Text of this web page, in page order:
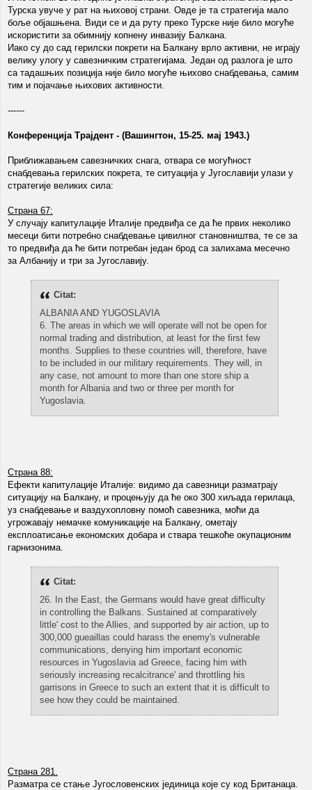
Турска увуче у рат на њиховој страни. Овде је та стратегија мало
боље објашњена. Види се и да руту преко Турске није било могуће
искористити за обимнију копнену инвазију Балкана.
Иако су до сад герилски покрети на Балкану врло активни, не играју
велику улогу у савезничким стратегијама. Један од разлога је што
са тадашњих позиција није било могуће њихово снабдевања, самим
тим и појачање њихових активности.
------
Конференција Трајдент - (Вашингтон, 15-25. мај 1943.)
Приближавањем савезничких снага, отвара се могућност
снабдевања герилских покрета, те ситуација у Југославији улази у
стратегије великих сила:
Страна 67:
У случају капитулације Италије предвиђа се да ће првих неколико
месеци бити потребно снабдевање цивилног становништва, те се за
то предвиђа да ће бити потребан један брод са залихама месечно
за Албанију и три за Југославију.
Citat:
ALBANIA AND YUGOSLAVIA
6. The areas in which we will operate will not be open for
normal trading and distribution, at least for the first few
months. Supplies to these countries will, therefore, have
to be included in our military requirements. They will, in
any case, not amount to more than one store ship a
month for Albania and two or three per month for
Yugoslavia.
Страна 88:
Ефекти капитулације Италије: видимо да савезници разматрају
ситуацију на Балкану, и процењују да ће око 300 хиљада герилаца,
уз снабдевање и ваздухопловну помоћ савезника, моћи да
угрожавају немачке комуникације на Балкану, ометају
експлоатисање економских добара и ствара тешкоће окупационим
гарнизонима.
Citat:
26. In the East, the Germаns would have great difficulty
in controlling the Balkans. Sustained at comparatively
little' cost to the Allies, and supported by air action, up to
300,000 gueaillas could harass the enemy's vulnerable
communications, denying him important economic
resources in Yugoslavia ad Greece, facing him with
seriously increasing recalcitrance' and throttling his
garrisons in Greece to such an extent that it is difficult to
see how they could be maintained.
Страна 281.
Разматра се стање Југословенских јединица које су код Британаца.